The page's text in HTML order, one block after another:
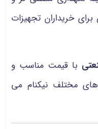
خریداران تجهیزات
با قیمت مناسب و
مختلف نیکنام می‌